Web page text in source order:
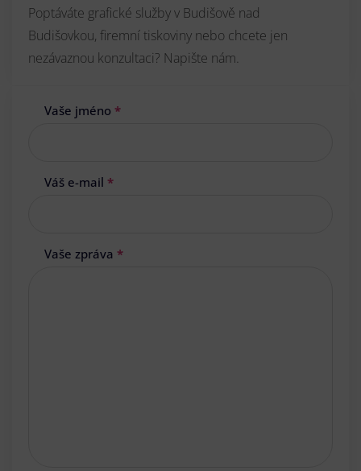
Poptáváte grafické služby v Budišově nad
Budišovkou, firemní tiskoviny nebo chcete jen
nezávaznou konzultaci? Napište nám.
Vaše jméno *
Váš e-mail *
Vaše zpráva *